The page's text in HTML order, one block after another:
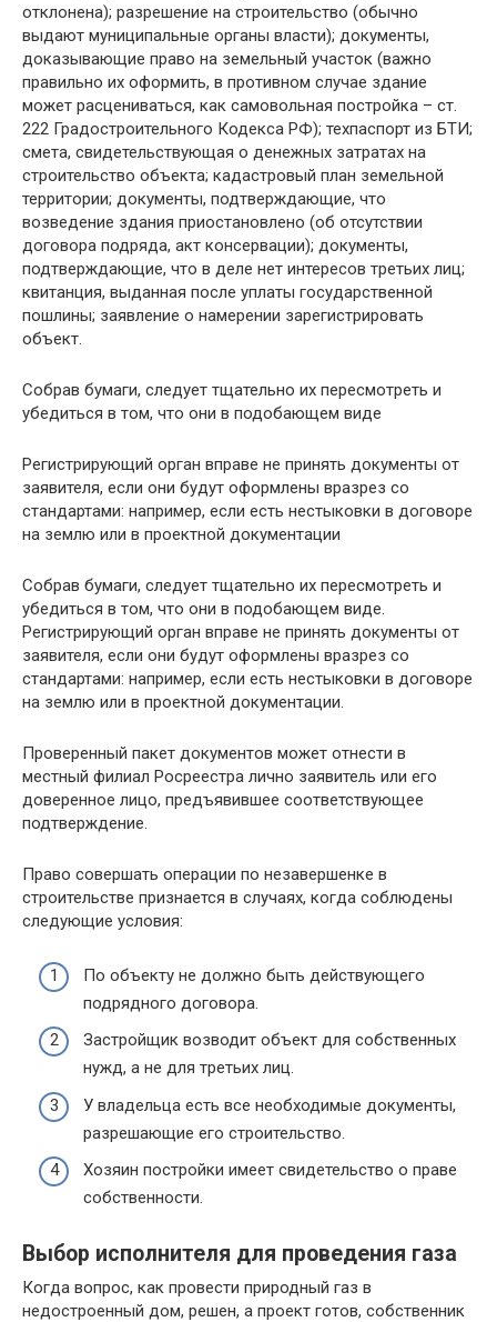
отклонена); разрешение на строительство (обычно
выдают муниципальные органы власти); документы,
доказывающие право на земельный участок (важно
правильно их оформить, в противном случае здание
может расцениваться, как самовольная постройка – ст.
222 Градостроительного Кодекса РФ); техпаспорт из БТИ;
смета, свидетельствующая о денежных затратах на
строительство объекта; кадастровый план земельной
территории; документы, подтверждающие, что
возведение здания приостановлено (об отсутствии
договора подряда, акт консервации); документы,
подтверждающие, что в деле нет интересов третьих лиц;
квитанция, выданная после уплаты государственной
пошлины; заявление о намерении зарегистрировать
объект.
Собрав бумаги, следует тщательно их пересмотреть и
убедиться в том, что они в подобающем виде
Регистрирующий орган вправе не принять документы от
заявителя, если они будут оформлены вразрез со
стандартами: например, если есть нестыковки в договоре
на землю или в проектной документации
Собрав бумаги, следует тщательно их пересмотреть и
убедиться в том, что они в подобающем виде.
Регистрирующий орган вправе не принять документы от
заявителя, если они будут оформлены вразрез со
стандартами: например, если есть нестыковки в договоре
на землю или в проектной документации.
Проверенный пакет документов может отнести в
местный филиал Росреестра лично заявитель или его
доверенное лицо, предъявившее соответствующее
подтверждение.
Право совершать операции по незавершенке в
строительстве признается в случаях, когда соблюдены
следующие условия:
По объекту не должно быть действующего
подрядного договора.
Застройщик возводит объект для собственных
нужд, а не для третьих лиц.
У владельца есть все необходимые документы,
разрешающие его строительство.
Хозяин постройки имеет свидетельство о праве
собственности.
Выбор исполнителя для проведения газа
Когда вопрос, как провести природный газ в
недостроенный дом, решен, а проект готов, собственник